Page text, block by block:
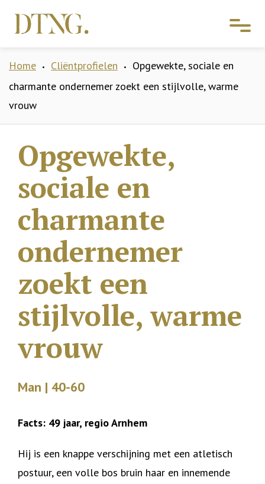
Home • Cliëntprofielen •
Opgewekte, sociale en
charmante ondernemer zoekt een stijlvolle, warme
vrouw
Opgewekte,
sociale en
charmante
ondernemer
zoekt een
stijlvolle, warme
vrouw
Man | 40-60
Facts: 49 jaar, regio Arnhem
Hij is een knappe verschijning met een atletisch
postuur, een volle bos bruin haar en innemende